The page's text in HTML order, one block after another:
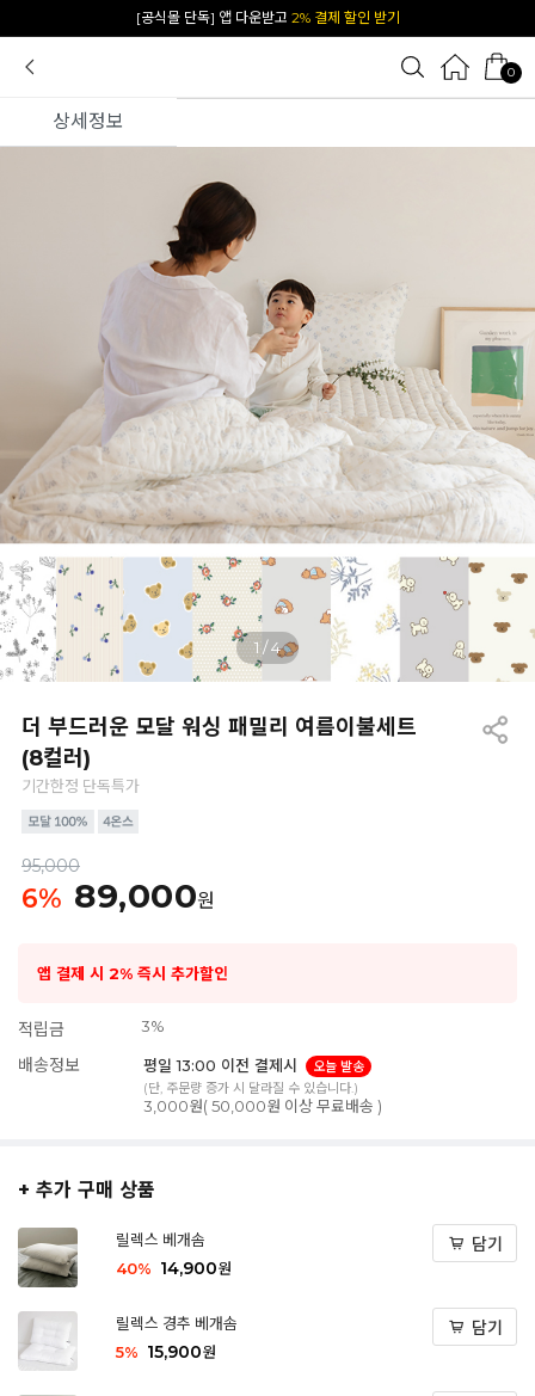
[공식몰 단독] 앱 다운받고 2% 결제 할인 받기
0
상세정보
1 /4
더 부드러운 모달 워싱 패밀리 여름이불세트
(8컬러)
기간한정 단독특가
95,000
6% 89,000원
앱 결제 시 2% 즉시 추가할인
적립금 3%
배송정보 평일 13:00 이전 결제시
오늘 발송
(단, 주문량 증가 시 달라질 수 있습니다.)
3,000원( 50,000원 이상 무료배송 )
+ 추가 구매 상품
릴렉스 베개솜
40% 14,900원
담기
릴렉스 경추 베개솜
5% 15,900원
담기